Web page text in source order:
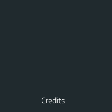
Credits